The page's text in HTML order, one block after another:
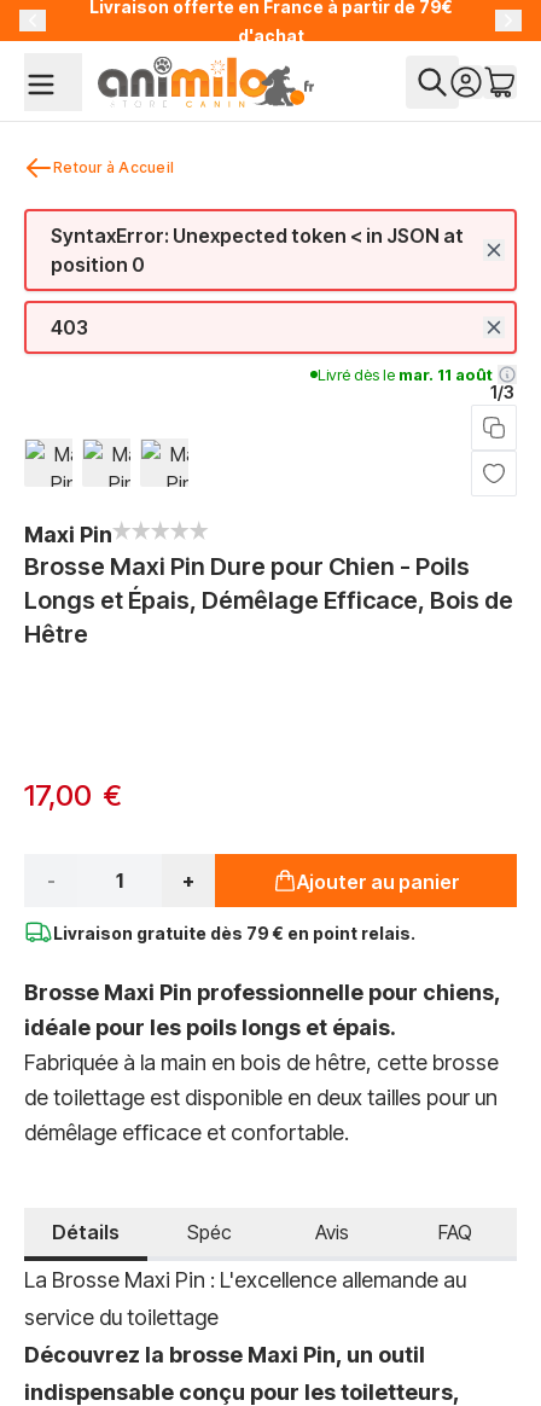
Allez au contenuLivraison offerte en France à partir de 79€
d'achat
Retour à Accueil
SyntaxError: Unexpected token < in JSON at
position 0
403
Brosse Maxi Pin Dure pour Chien - Poils
Longs et Épais, Démêlage Efficace, Bois de
Hêtre
Maxi Pin
1/3
View larger image
View larger image
View larger image
Livré dès le mar. 11 août
À partir de:
17,00 €
- + Ajouter au panier
Livraison gratuite dès 79 € en point relais.
Brosse Maxi Pin professionnelle pour chiens,
idéale pour les poils longs et épais.
Fabriquée à la main en bois de hêtre, cette brosse
de toilettage est disponible en deux tailles pour un
démêlage efficace et confortable.
Détails Spéc Avis FAQ
La Brosse Maxi Pin : L'excellence allemande au
service du toilettage
Découvrez la brosse Maxi Pin, un outil
indispensable conçu pour les toiletteurs,